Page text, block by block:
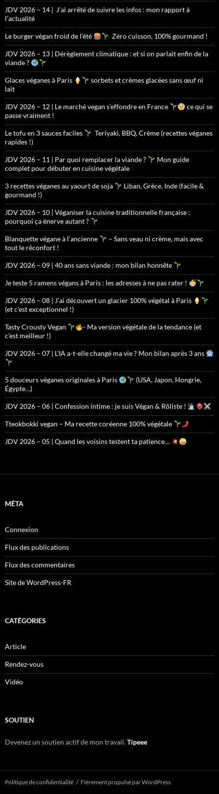
JDV 2026 – 14 | J’ai arrêté de suivre les infos : mon rapport à
l’actualité
Le burger végan froid de l’été Zéro cuisson, 100% gourmand !
JDV 2026 – 13 | Dérèglement climatique : et si on parlait enfin de la
viande ?
Glaces véganes à Paris
sorbets et crèmes glacées sans œuf ni
lait
JDV 2026 – 12 | Le marché vegan s’effondre en France
ce qui se
passe vraiment !
Le tofu en 3 sauces faciles
Teriyaki, BBQ, Crème (recettes véganes
rapides !)
JDV 2026 – 11 | Par quoi remplacer la viande ?
Mon guide
complet pour débuter en cuisine végétale
3 recettes véganes au yaourt de soja
Liban, Grèce, Inde (facile &
gourmand !)
JDV 2026 – 10 | Véganiser la cuisine traditionnelle française :
pourquoi ça énerve autant ?
Blanquette végane à l’ancienne
– Sans veau ni crème, mais avec
tout le réconfort !
JDV 2026 – 09 | 40 ans sans viande : mon bilan honnête
Je teste 5 ramens végans à Paris : les adresses à ne pas rater !
JDV 2026 – 08 | J’ai découvert un glacier 100% végétal à Paris
(et c’est exceptionnel !)
Tasty Crousty Vegan
- Ma version végétale de la tendance (et
c’est meilleur !)
JDV 2026 – 07 | L’IA a-t-elle changé ma vie ? Mon bilan après 3 ans
5 douceurs véganes originales à Paris
(USA, Japon, Hongrie,
Égypte…)
JDV 2026 – 06 | Confession intime : je suis Végan & Rôliste !
Tteokbokki vegan – Ma recette coréenne 100% végétale
JDV 2026 – 05 | Quand les voisins testent ta patience…
MÉTA
Connexion
Flux des publications
Flux des commentaires
Site de WordPress-FR
CATÉGORIES
Article
Rendez-vous
Vidéo
SOUTIEN
Devenez un soutien actif de mon travail.Tipeee
Politique de confidentialité Fièrement propulsé par WordPress